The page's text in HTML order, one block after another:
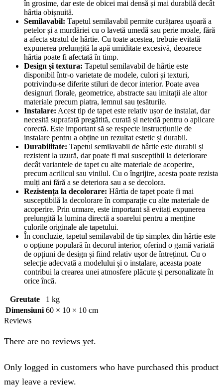
în grosime, dar este de obicei mai densă și mai durabilă decât
hârtia obișnuită.
Semilavabil: Tapetul semilavabil permite curățarea ușoară a
petelor și a murdăriei cu o lavetă umedă sau perie moale, fără
a afecta stratul de hârtie. Cu toate acestea, trebuie evitată
expunerea prelungită la apă umiditate excesivă, deoarece
hârtia poate fi afectată în timp.
Design și textura: Tapetul semilavabil de hârtie este
disponibil într-o varietate de modele, culori și texturi,
potrivindu-se diferite stiluri de decor interior. Poate avea
designuri florale, geometrice, abstracte sau imitații ale altor
materiale precum piatra, lemnul sau țesăturile.
Instalare: Acest tip de tapet este relativ ușor de instalat, dar
necesită suprafață pregătită, curată și netedă pentru o aplicare
corectă. Este important să se respecte instrucțiunile de
instalare pentru a obține un rezultat estetic și durabil.
Durabilitate: Tapetul semilavabil de hârtie este durabil și
rezistent la uzură, dar poate fi mai susceptibil la deteriorare
decât variantele de tapet cu alte materiale de acoperire,
precum acrilicul sau vinilul. Cu o îngrijire, acesta poate rezista
mulți ani fără a se deteriora sau a se decolora.
Rezistența la decolorare: Hârtia de tapet poate fi mai
susceptibilă la decolorare în comparație cu alte materiale de
acoperire. Prin urmare, este important să evitați expunerea
prelungită la lumina directă a soarelui pentru a menține
culorile originale ale tapetului.
În concluzie, tapetul semilavabil de tip simplex din hârtie este
o opțiune populară în decorul interior, oferind o gamă variată
de opțiuni de design și fiind relativ ușor de întreținut. Cu o
selecție adecvată a modelului și o instalare, aceasta poate
contribui la crearea unei atmosfere plăcute și personalizate în
orice încă.
Greutate
1 kg
Dimensiuni 60 × 10 × 10 cm
Reviews
There are no reviews yet.
Only logged in customers who have purchased this product
may leave a review.